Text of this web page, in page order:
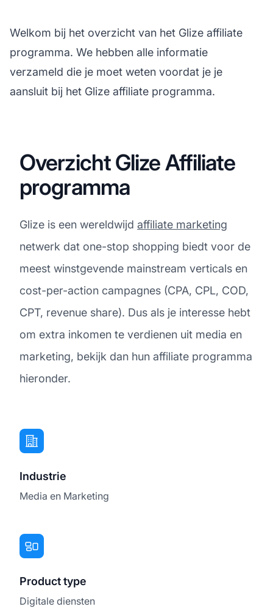
Welkom bij het overzicht van het Glize affiliate
programma. We hebben alle informatie
verzameld die je moet weten voordat je je
aansluit bij het Glize affiliate programma.
Overzicht Glize Affiliate
programma
Glize is een wereldwijd affiliate marketing
netwerk dat one-stop shopping biedt voor de
meest winstgevende mainstream verticals en
cost-per-action campagnes (CPA, CPL, COD,
CPT, revenue share). Dus als je interesse hebt
om extra inkomen te verdienen uit media en
marketing, bekijk dan hun affiliate programma
hieronder.
Industrie
Media en Marketing
Product type
Digitale diensten